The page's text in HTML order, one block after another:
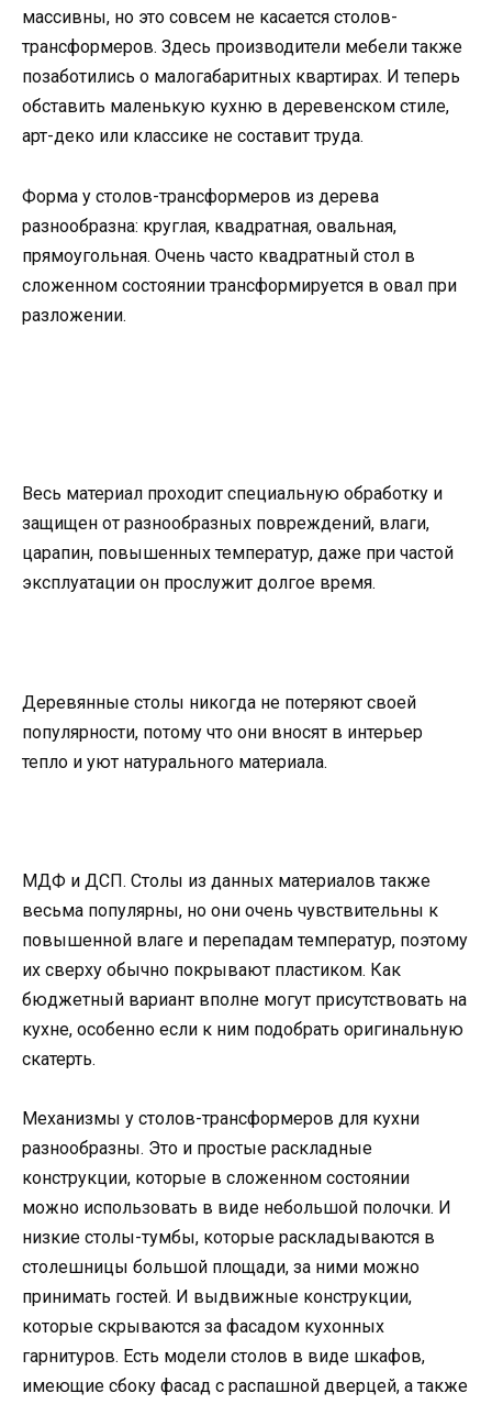
массивны, но это совсем не касается столов-
трансформеров. Здесь производители мебели также
позаботились о малогабаритных квартирах. И теперь
обставить маленькую кухню в деревенском стиле,
арт-деко или классике не составит труда.
Форма у столов-трансформеров из дерева
разнообразна: круглая, квадратная, овальная,
прямоугольная. Очень часто квадратный стол в
сложенном состоянии трансформируется в овал при
разложении.
Весь материал проходит специальную обработку и
защищен от разнообразных повреждений, влаги,
царапин, повышенных температур, даже при частой
эксплуатации он прослужит долгое время.
Деревянные столы никогда не потеряют своей
популярности, потому что они вносят в интерьер
тепло и уют натурального материала.
МДФ и ДСП. Столы из данных материалов также
весьма популярны, но они очень чувствительны к
повышенной влаге и перепадам температур, поэтому
их сверху обычно покрывают пластиком. Как
бюджетный вариант вполне могут присутствовать на
кухне, особенно если к ним подобрать оригинальную
скатерть.
Механизмы у столов-трансформеров для кухни
разнообразны. Это и простые раскладные
конструкции, которые в сложенном состоянии
можно использовать в виде небольшой полочки. И
низкие столы-тумбы, которые раскладываются в
столешницы большой площади, за ними можно
принимать гостей. И выдвижные конструкции,
которые скрываются за фасадом кухонных
гарнитуров. Есть модели столов в виде шкафов,
имеющие сбоку фасад с распашной дверцей, а также